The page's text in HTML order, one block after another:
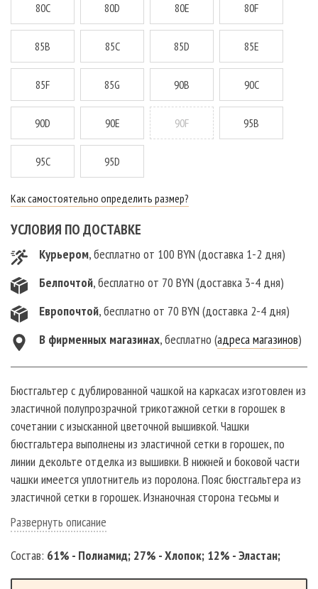
80C 80D 80E 80F
85B 85C 85D 85E
85F 85G 90B 90C
90D 90E 90F 95B
95C 95D
Как самостоятельно определить размер?
УСЛОВИЯ ПО ДОСТАВКЕ
Курьером, бесплатно от 100 BYN (доставка 1-2 дня)
Белпочтой, бесплатно от 70 BYN (доставка 3-4 дня)
Европочтой, бесплатно от 70 BYN (доставка 2-4 дня)
В фирменныx магазинах, бесплатно (адреса магазинов)
Бюстгальтер с дублированной чашкой на каркасах изготовлен из
эластичной полупрозрачной трикотажной сетки в горошек в
сочетании с изысканной цветочной вышивкой. Чашки
бюстгальтера выполнены из эластичной сетки в горошек, по
линии декольте отделка из вышивки. В нижней и боковой части
чашки имеется уплотнитель из поролона. Пояс бюстгальтера из
эластичной сетки в горошек. Изнаночная сторона тесьмы и
бретелей бюстгалтера очень мягкая и приятная к телу. Бретели
регулируются по длине. Ширина бретели зависит от размера
бюстгальтера, чем больше размер и полнота, тем шире лямка. У
Развернуть описание
Состав: 61% - Полиамид; 27% - Хлопок; 12% - Эластан;